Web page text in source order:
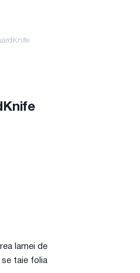
lamei de
taie folia